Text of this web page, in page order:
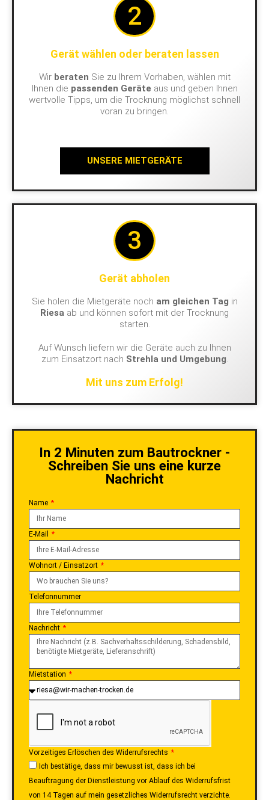
2
Gerät wählen oder beraten lassen
Wir beraten Sie zu Ihrem Vorhaben, wählen mit
Ihnen die passenden Geräte aus und geben Ihnen
wertvolle Tipps, um die Trocknung möglichst schnell
voran zu bringen.
UNSERE MIETGERÄTE
3
Gerät abholen
Sie holen die Mietgeräte noch am gleichen Tag in
Riesa ab und können sofort mit der Trocknung
starten.
Auf Wunsch liefern wir die Geräte auch zu Ihnen
zum Einsatzort nach Strehla und Umgebung.
Mit uns zum Erfolg!
In 2 Minuten zum Bautrockner -
Schreiben Sie uns eine kurze
Nachricht
Name
E-Mail
Wohnort / Einsatzort
Telefonnummer
Nachricht
Mietstation
Vorzeitiges Erlöschen des Widerrufsrechts
Ich bestätige, dass mir bewusst ist, dass ich bei
Beauftragung der Dienstleistung vor Ablauf des Widerrufsfrist
von 14 Tagen auf mein gesetzliches Widerrufsrecht verzichte.